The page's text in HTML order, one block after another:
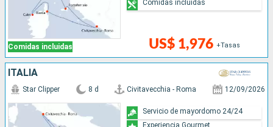
Comidas incluidas US$ 1,976 +Tasas
Comidas incluidas
ITALIA
Star Clipper 8 d Civitavecchia - Roma 12/09/2026
Servicio de mayordomo 24/24
Experiencia Gourmet